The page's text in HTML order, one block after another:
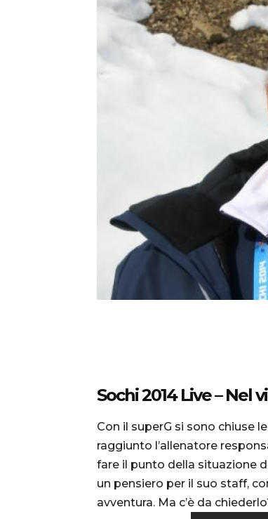
Sochi 2014 Live – Nel
Con il superG si sono chiuse
raggiunto l’allenatore
fare il punto della situazione
un pensiero per il suo staff,
avventura. Ma c’è da